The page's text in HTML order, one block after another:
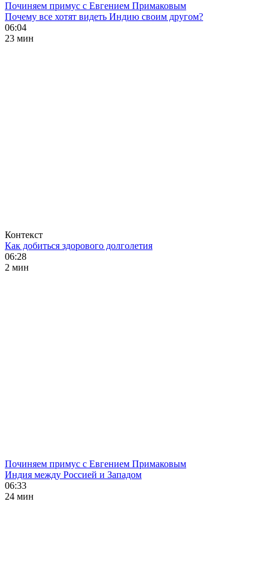
Починяем примус с Евгением Примаковым
Почему все хотят видеть Индию своим другом?
06:04
23 мин
Контекст
Как добиться здорового долголетия
06:28
2 мин
Починяем примус с Евгением Примаковым
Индия между Россией и Западом
06:33
24 мин